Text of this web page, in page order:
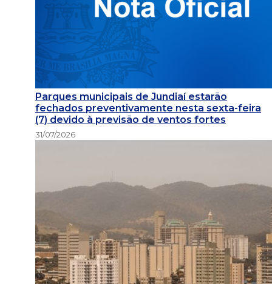
Parques municipais de Jundiaí estarão
fechados preventivamente nesta sexta-feira
(7) devido à previsão de ventos fortes
31/07/2026